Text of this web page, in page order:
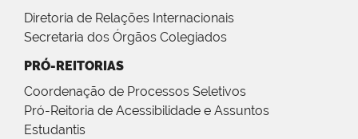
Diretoria de Relações Internacionais
Secretaria dos Órgãos Colegiados
PRÓ-REITORIAS
Coordenação de Processos Seletivos
Pró-Reitoria de Acessibilidade e Assuntos
Estudantis